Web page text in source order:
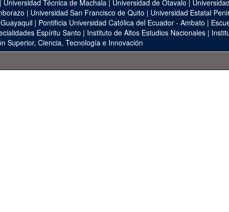
| Universidad Técnica de Machala | Universidad de Otavalo |
| Universidad San Francisco de Quito | Universidad Estatal
| Pontificia Universidad Católica del Ecuador - Ambato |
Espíritu Santo | Instituto de Altos Estudios Nacionales |
Superior, Ciencia, Tecnología e Innovación